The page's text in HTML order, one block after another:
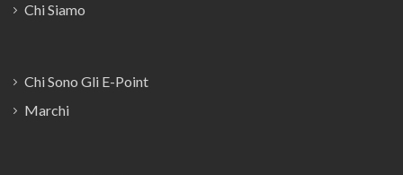
Chi Siamo
Chi Sono Gli E-Point
Marchi